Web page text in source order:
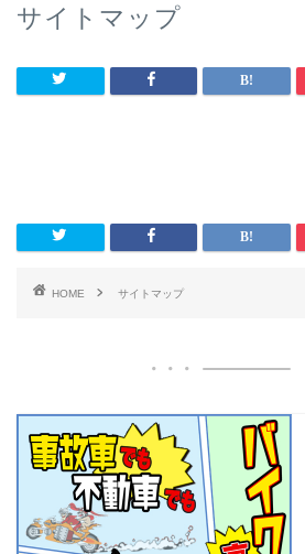
サイトマップ
HOME サイトマップ